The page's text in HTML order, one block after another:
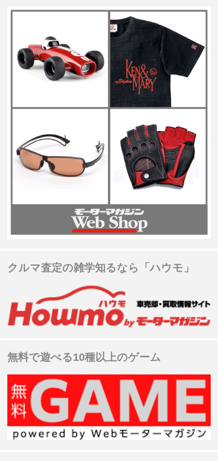
クルマ査定の雑学知るなら「ハウモ」
無料で遊べる10種以上のゲーム